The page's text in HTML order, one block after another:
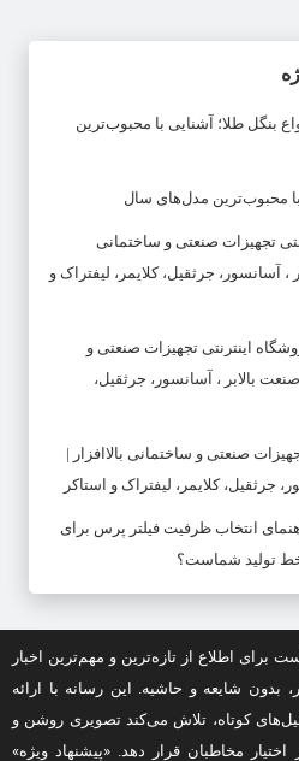
بنگل طلا؛ آشنایی با محبوب‌ترین
با محبوب‌ترین مدل‌های سال
تجهیزات صنعتی و ساختمانی
، آسانسور، جرثقیل، کلایمر، لیفتراک و
اینترنتی تجهیزات صنعتی و
بالابر ، آسانسور، جرثقیل،
صنعتی و ساختمانی بالاافزار |
جرثقیل، کلایمر، لیفتراک و استاکر
انتخاب ظرفیت فیلتر پرس برای
خط تولید شماست؟
برای اطلاع از تازه‌ترین و مهم‌ترین اخبار
بدون شایعه و حاشیه. این رسانه با ارائه
کوتاه، تلاش می‌کند تصویری روشن و
اختیار مخاطبان قرار دهد. «پیشنهاد ویژه»